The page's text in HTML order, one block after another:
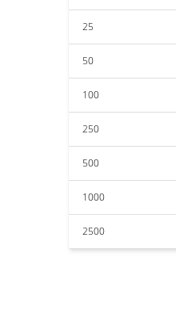
25
50
100
250
500
1000
2500